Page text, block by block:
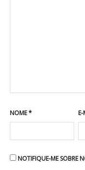
NOME*
NOTIFIQUE-ME SOBRE